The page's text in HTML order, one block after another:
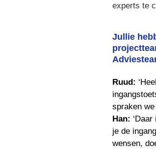
experts te
Jullie
Ruud:
Han:
je de
wensen,